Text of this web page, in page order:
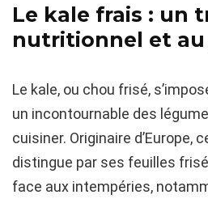
Le kale frais : un
nutritionnel et
Le kale, ou chou frisé,
un incontournable des
cuisiner. Originaire d’Europe,
distingue par ses feuilles
face aux intempéries,